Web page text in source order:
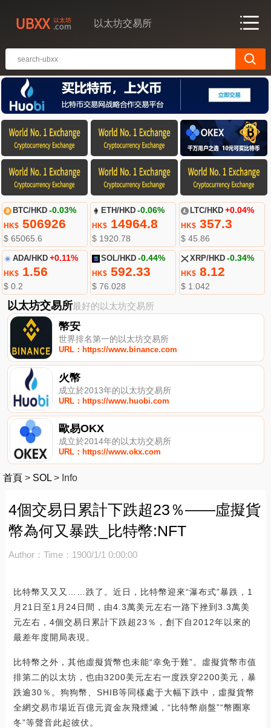
以太坊交易所
BTC/HKD -0.03%
HK$506926
$ 65065.6
ETH/HKD -0.06%
HK$ 14964.8
$ 1920.78
LTC/HKD +0.04%
HK$357.3
$ 45.86
ADA/HKD +0.11%
HK$1.56
$ 0.2
SOL/HKD -0.44%
HK$ 592.33
$ 76.028
XRP/HKD -0.34%
HK$8.12
$ 1.042
以太坊交易所最好的以太坊交易所
幣安
世界排名第一的以太坊交易所
URL：https://www.binance.com
火幣
成立於2013年的以太坊交易所
URL：https://www.huobi.com
歐易OKX
成立於2014年的以太坊交易所
URL：https://www.okx.com
首頁 > SOL > Info
4個交易日累計下跌超23％——虛擬貨
幣為何又暴跌_比特幣:NFT
Author： Time：1900/1/1 0:00:00
比特幣又又又……跌了。近日，比特幣迎來“瀑布式”暴跌，1
月21日至1月24日間，由4.3萬美元左右一路下挫到3.3萬美
元左右，4個交易日累計下跌超23％，創下自2012年以來的
最差年度開局表現。
比特幣之外，其他虛擬貨幣也未能“幸免于難”。虛擬貨幣市值
排第二的以太坊，也由3200美元左右一度跌穿2200美元，暴
跌逾30％。狗狗幣、SHIB等同樣處于大幅下跌中，虛擬貨幣
全網交易市場近百億元資金灰飛煙滅，“比特幣崩盤”“幣圈寒
冬”等聲音此起彼伏。